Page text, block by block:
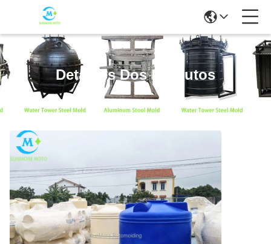
Detalhes Dos Produtos